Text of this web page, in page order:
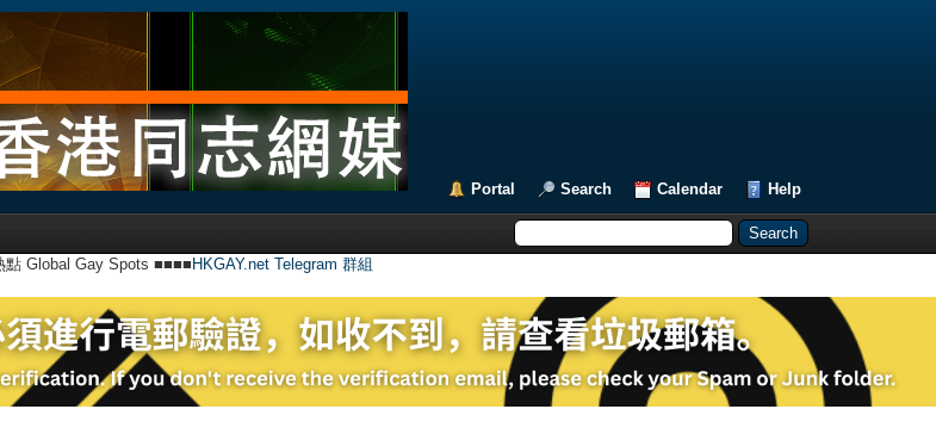
Portal Search Calendar Help
點 Global Gay Spots ■■■■ HKGAY.net Telegram 群組